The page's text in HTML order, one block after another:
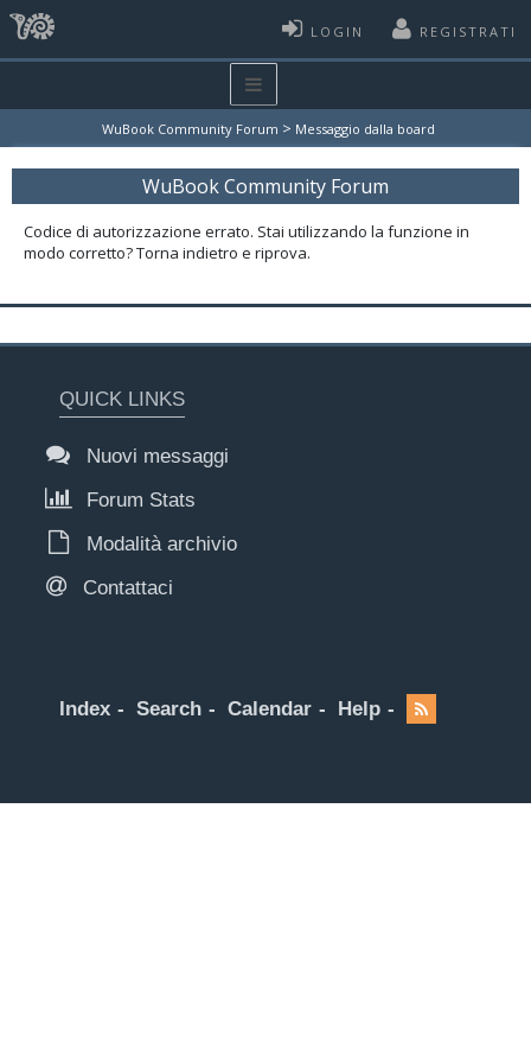
LOGIN REGISTRATI
WuBook Community Forum > Messaggio dalla board
WuBook Community Forum
Codice di autorizzazione errato. Stai utilizzando la funzione in
modo corretto? Torna indietro e riprova.
QUICK LINKS
Nuovi messaggi
Forum Stats
Modalità archivio
Contattaci
Index Search Calendar Help